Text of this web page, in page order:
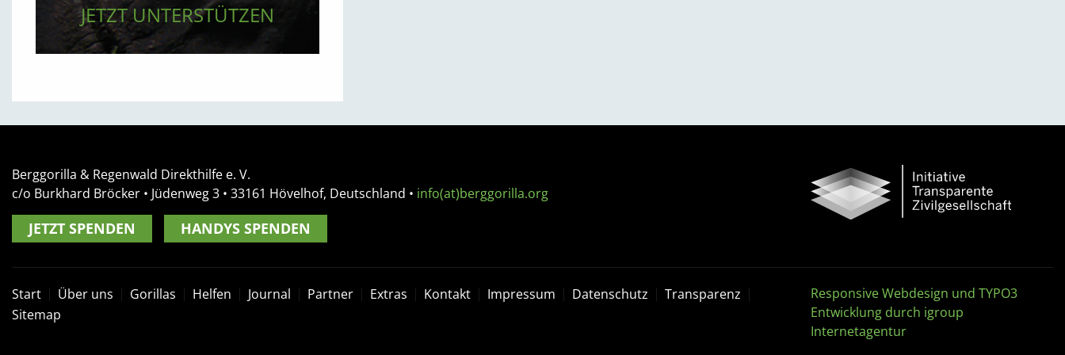
JETZT UNTERSTÜTZEN
Berggorilla & Regenwald Direkthilfe e. V.
c/o Burkhard Bröcker • Jüdenweg 3 • 33161 Hövelhof, Deutschland • info(at)berggorilla.org
JETZT SPENDEN HANDYS SPENDEN
Start Über uns Gorillas Helfen Journal Partner Extras Kontakt Impressum Datenschutz
Transparenz
Sitemap
Responsive Webdesign und TYPO3
Entwicklung durch igroup
Internetagentur